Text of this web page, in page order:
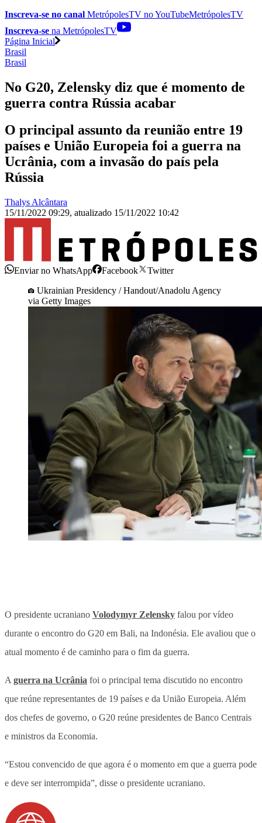
Inscreva-se no canal MetrópolesTV noYouTubeMetrópolesTV
Inscreva-se na MetrópolesTV
Página Inicial
Brasil
Brasil
No G20, Zelensky diz que é momento de
guerra contra Rússia acabar
O principal assunto da reunião entre 19
países e União Europeia foi a guerra na
Ucrânia, com a invasão do país pela
Rússia
Thalys Alcântara
15/11/2022 09:29, atualizado 15/11/2022 10:42
Enviar no WhatsApp Facebook
Twitter
Ukrainian Presidency / Handout/Anadolu Agency
via Getty Images
O presidente ucraniano Volodymyr Zelensky falou por vídeo
durante o encontro do G20 em Bali, na Indonésia. Ele avaliou que o
atual momento é de caminho para o fim da guerra.
A guerra na Ucrânia foi o principal tema discutido no encontro
que reúne representantes de 19 países e da União Europeia. Além
dos chefes de governo, o G20 reúne presidentes de Banco Centrais
e ministros da Economia.
“Estou convencido de que agora é o momento em que a guerra pode
e deve ser interrompida”, disse o presidente ucraniano.